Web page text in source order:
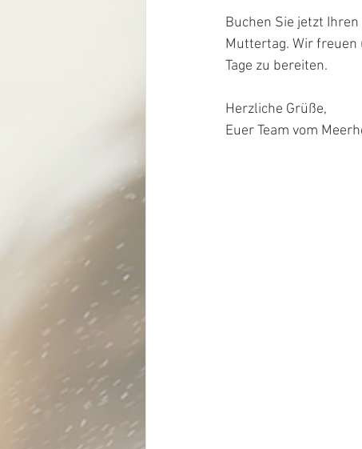
Buchen Sie jetzt
Muttertag. Wir freuen
Tage zu bereiten.
Herzliche Grüße,
Euer Team vom